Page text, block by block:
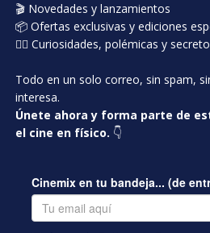
🎬 Novedades y lanzamientos
📦 Ofertas exclusivas y ediciones
🕵️‍♂️ Curiosidades, polémicas y
Todo en un solo correo, sin spam,
interesa.
Únete ahora y forma parte de
el cine en físico. 👇